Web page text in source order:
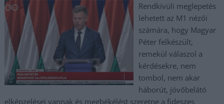
Rendkívüli meglepetés
lehetett az M1 nézői
számára, hogy Magyar
Péter felkészült,
remekül válaszol a
kérdésekre, nem
tombol, nem akar
háborút, jövőbelátó
elképzelései vannak és megbékélést szeretne a fideszes